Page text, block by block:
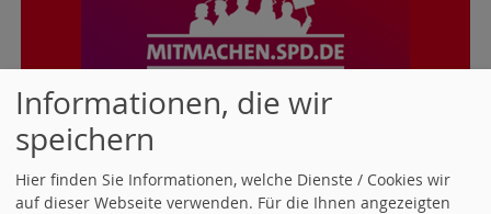
NEWSLETTER DER SPD
Informationen, die wir
speichern
Hier finden Sie Informationen, welche Dienste / Cookies wir
auf dieser Webseite verwenden. Für die Ihnen angezeigten